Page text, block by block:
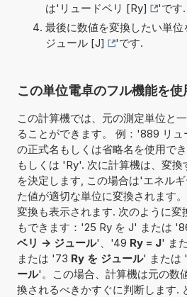
は' リュードベリ [Ry]
'です.
最後に数値を変換したい単
ジュール [J]
'です.
この単位電卓のフル機能を
この計算機では、元の測定単位と
ることができます。 例：'889 リ
の正式名もしくは省略名を使用で
もしくは 'Ry'. 次に計算機は、変
を決定します, この場合は'エネル
た値が適切な単位に変換されます
変換も表示されます. 次のように変
もできます：'25 Ry を J' または
ベリ -> ジュール'、'49 Ry = J' ま
または '73 Ry を ジュール' または
ール'。この場合、計算機は元の数
換されるべきかすぐに判断します.